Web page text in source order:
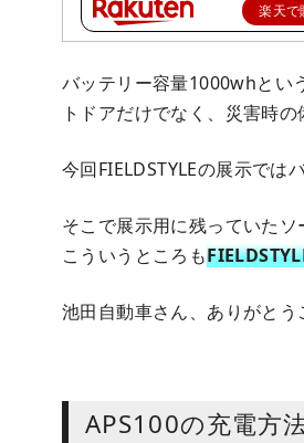
楽天で
バッテリー容量1000whとい
トドアだけでなく、災害時
今回FIELDSTYLEの展示では
そこで展示用に残っていた
こういうところも
池田自動車さん、ありがとう
APS100の充電方